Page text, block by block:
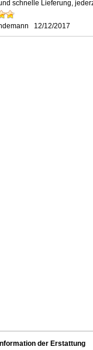
schnelle Lieferung,
12/12/2017
Information der Erstattung